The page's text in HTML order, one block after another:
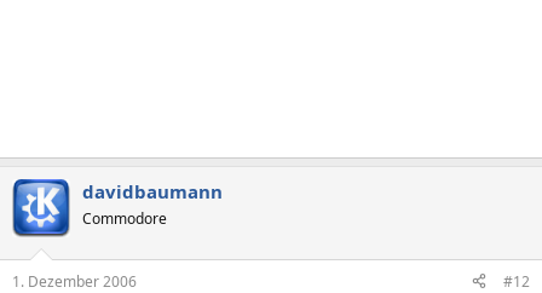
davidbaumann
Commodore
1. Dezember 2006 #12